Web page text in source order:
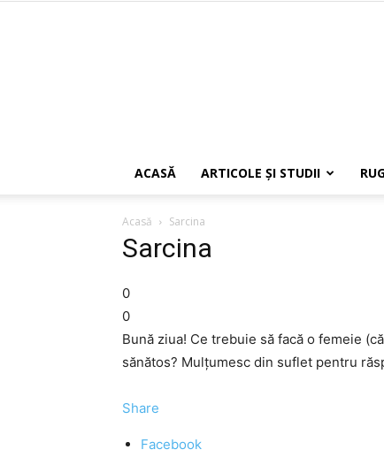
ACASĂ ARTICOLE ŞI STUDII
Acasă Sarcina
Sarcina
0
0
Bună ziua! Ce trebuie să facă o femeie
sănătos? Mulțumesc din suflet pentru
Share
Facebook